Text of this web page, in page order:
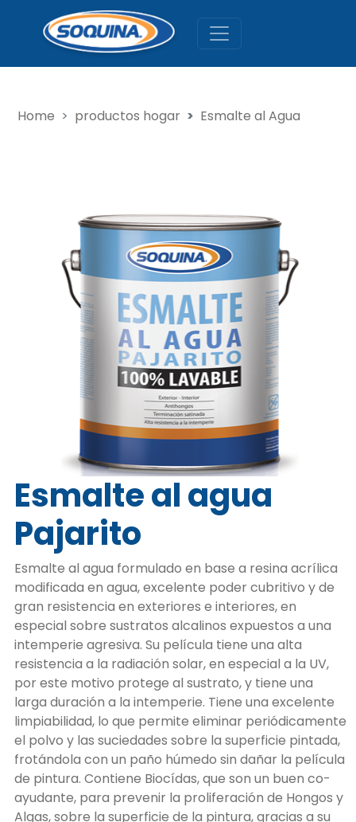
Home productos hogar Esmalte al Agua
Esmalte al agua
Pajarito
Esmalte al agua formulado en base a resina acrílica
modificada en agua, excelente poder cubritivo y de
gran resistencia en exteriores e interiores, en
especial sobre sustratos alcalinos expuestos a una
intemperie agresiva. Su película tiene una alta
resistencia a la radiación solar, en especial a la UV,
por este motivo protege al sustrato, y tiene una
larga duración a la intemperie. Tiene una excelente
limpiabilidad, lo que permite eliminar periódicamente
el polvo y las suciedades sobre la superficie pintada,
frotándola con un paño húmedo sin dañar la película
de pintura. Contiene Biocídas, que son un buen co-
ayudante, para prevenir la proliferación de Hongos y
Algas, sobre la superficie de la pintura, gracias a su